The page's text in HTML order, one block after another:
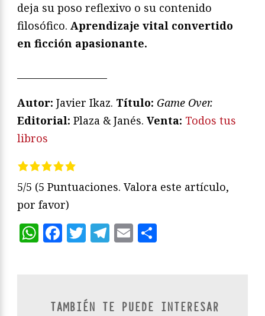
deja su poso reflexivo o su contenido
filosófico. Aprendizaje vital convertido
en ficción apasionante.
Autor: Javier Ikaz. Título: Game Over.
Editorial: Plaza & Janés. Venta: Todos tus
libros
5/5 (5 Puntuaciones. Valora este artículo,
por favor)
WhatsApp
Facebook
Twitter
Telegram
Email
TAMBIÉN TE PUEDE INTERESAR